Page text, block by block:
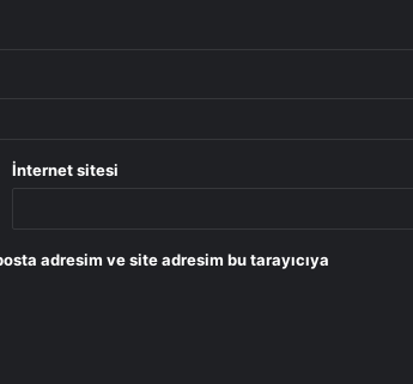
İnternet sitesi
adresim ve site adresim bu tarayıcıya